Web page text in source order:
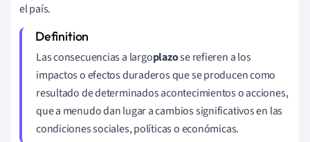
el país.
Las consecuencias a largoplazose refieren a los
impactos o efectos duraderos que se producen como
resultado de determinados acontecimientos o acciones,
que a menudo dan lugar a cambios significativos en las
condiciones sociales, políticas o económicas.